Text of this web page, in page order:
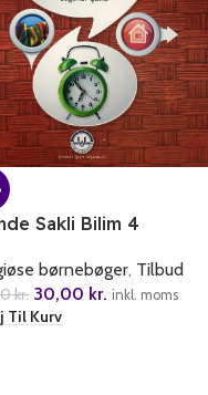
Sakli Bilim 4
børnebøger, Tilbud
kr. 30,00 kr. inkl. moms
Til Kurv